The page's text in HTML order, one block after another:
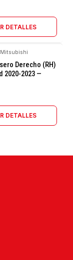
DETALLES
Mitsubishi
Derecho (RH)
2020-2023 —
DETALLES